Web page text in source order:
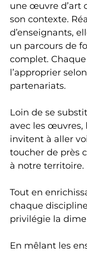
une œuvre d’art
son contexte.
d’enseignants,
un parcours de
complet.
l’approprier
partenariats.
Loin de se
avec les œuvres,
invitent à aller
toucher de près
à notre territoire.
Tout en
chaque
privilégie la
En mêlant les